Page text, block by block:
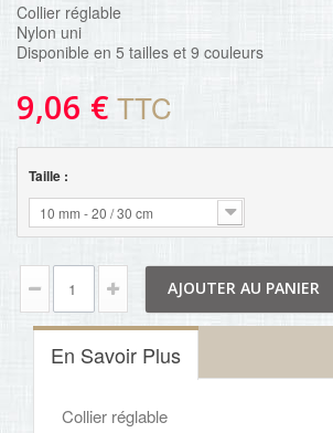
Collier réglable
Nylon uni
Disponible en 5 tailles et 9 couleurs
9,06 € TTC
Taille :
10 mm - 20 / 30 cm
AJOUTER AU PANIER
En Savoir Plus
Collier réglable